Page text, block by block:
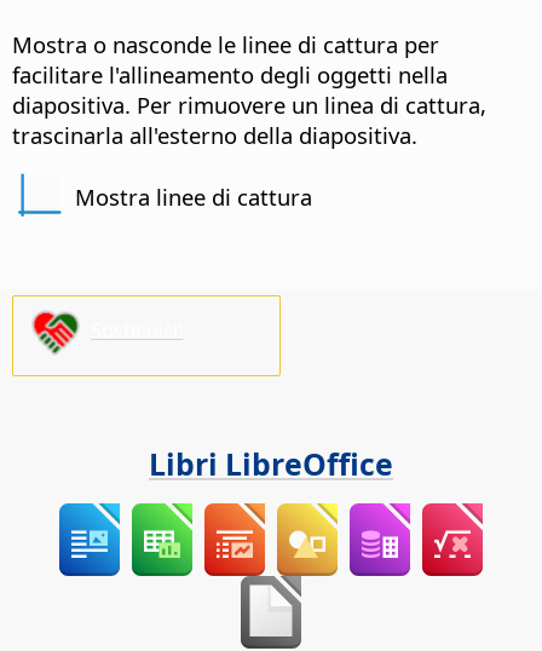
Mostra o nasconde le linee di cattura per
facilitare l'allineamento degli oggetti nella
diapositiva. Per rimuovere un linea di cattura,
trascinarla all'esterno della diapositiva.
Mostra linee di cattura
Libri LibreOffice